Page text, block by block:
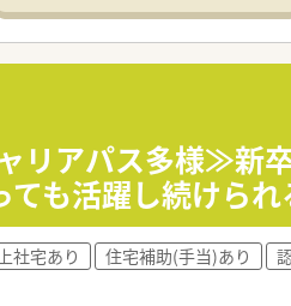
るグループ中核企業。グロ
り、調剤はもちろん、OTCや
り組みも実施しています。
用意≫
積み更に管理薬剤師を経験した
能です。
たいコースにチャレンジでき
己申告制度、ポイント面談」
リアパス多様≫新
も活躍し続けられ
社宅あり 住宅補助(手当)あり